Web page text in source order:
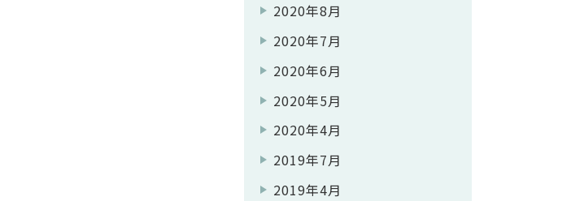
2020年8月
2020年7月
2020年6月
2020年5月
2020年4月
2019年7月
2019年4月